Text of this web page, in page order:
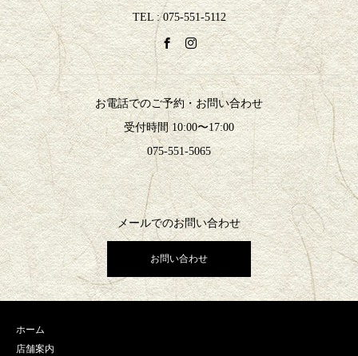
TEL : 075-551-5112
お電話でのご予約・お問い合わせ
受付時間 10:00〜17:00
075-551-5065
メールでのお問い合わせ
お問い合わせ
ホーム
店舗案内